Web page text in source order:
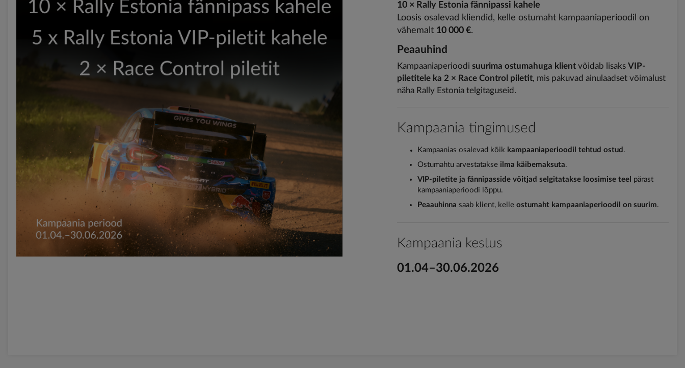
10 × Rally Estonia fännipassi kahele
Loosis osalevad kliendid, kelle ostumaht kampaaniaperioodil on
vähemalt 10 000 €.
Peaauhind
Kampaaniaperioodi suurima ostumahuga klientvõidab lisaks VIP-
piletitele ka 2 × Race Control piletit, mis pakuvad ainulaadset võimalust
näha Rally Estonia telgitaguseid.
Kampaania tingimused
Kampaanias osalevad kõik kampaaniaperioodil tehtud ostud .
Ostumahtu arvestatakse ilma käibemaksuta.
VIP-piletite ja fännipasside võitjad selgitatakse loosimise teel pärast
kampaaniaperioodi lõppu.
Peaauhinna saab klient, kelle ostumaht kampaaniaperioodil on suurim.
Kampaania kestus
01.04–30.06.2026